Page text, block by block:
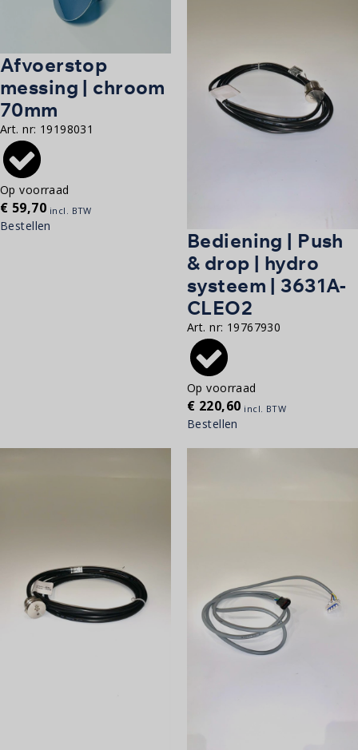
Afvoerstop
messing | chroom
70mm
Art. nr: 19198031
Op voorraad
€ 59,70 incl. BTW
Bestellen
Bediening | Push
& drop | hydro
systeem | 3631A-
CLEO2
Art. nr: 19767930
Op voorraad
€ 220,60 incl. BTW
Bestellen